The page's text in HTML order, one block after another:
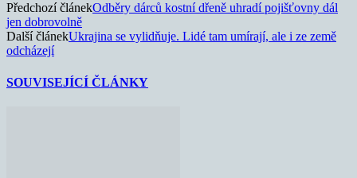
Předchozí článekOdběry dárců kostní dřeně uhradí pojišťovny dál
jen dobrovolně
Další článekUkrajina se vylidňuje. Lidé tam umírají, ale i ze země
odcházejí
SOUVISEJÍCÍ ČLÁNKY